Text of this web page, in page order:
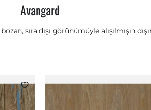
Avangard
sıra dışı görünümüyle alışılmışın